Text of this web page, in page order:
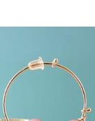
€ 65,00.€ 50,00.